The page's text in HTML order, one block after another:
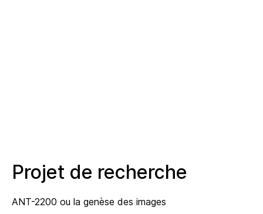
Projet de recherche
ANT-2200 ou la genèse des images